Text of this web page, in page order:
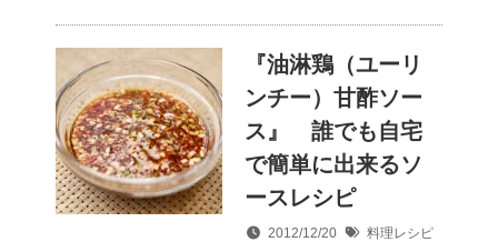
『油淋鶏（ユーリ
ンチー）甘酢ソー
ス』 誰でも自宅
で簡単に出来るソ
ースレシピ
2012/12/20
料理レシピ